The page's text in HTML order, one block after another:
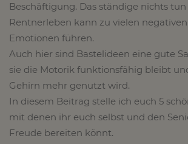
Beschäftigung. Das ständige nichts
Rentnerleben kann zu vielen
Emotionen führen.
Auch hier sind Bastelideen eine gute
sie die Motorik funktionsfähig bleibt
Gehirn mehr genutzt wird.
In diesem Beitrag stelle ich euch 5
mit denen ihr euch selbst und den
Freude bereiten könnt.